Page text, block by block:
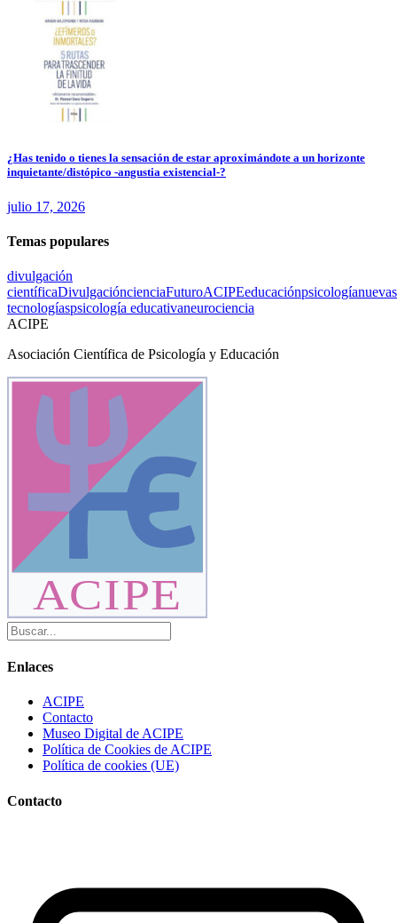
¿Has tenido o tienes la sensación de estar aproximándote a un horizonte
inquietante/distópico -angustia existencial-?
julio 17, 2026
Temas populares
divulgación
científicaDivulgacióncienciaFuturoACIPEeducaciónpsicologíanuevas
tecnologíaspsicología educativaneurociencia
ACIPE
Asociación Científica de Psicología y Educación
ACIPE
Enlaces
ACIPE
Contacto
Museo Digital de ACIPE
Política de Cookies de ACIPE
Política de cookies (UE)
Contacto